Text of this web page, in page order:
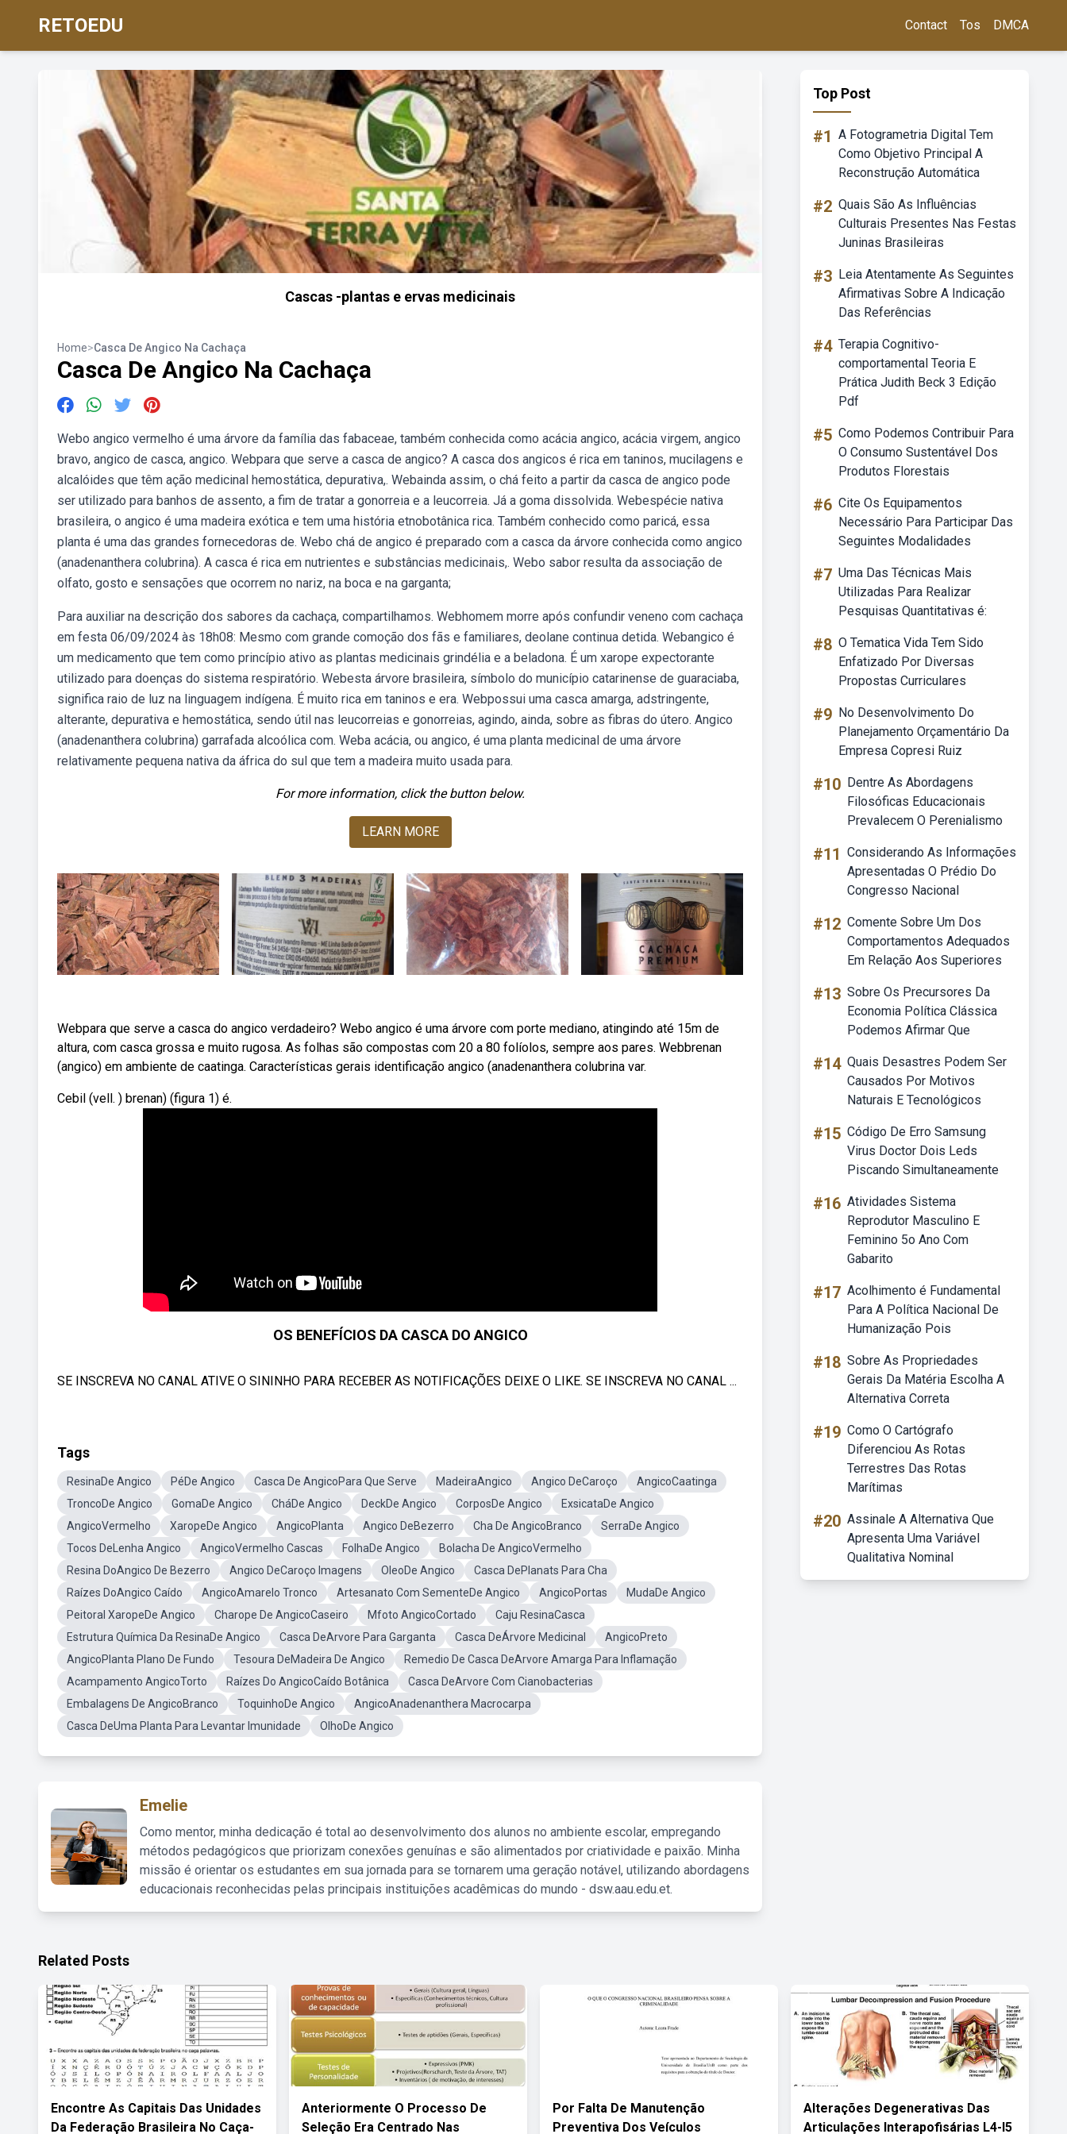
RETOEDU Contact Tos DMCA
Cascas -plantas e ervas medicinais
Home>Casca De Angico Na Cachaça
Casca De Angico Na Cachaça
Webo angico vermelho é uma árvore da família das fabaceae, também conhecida como acácia angico, acácia virgem, angico
bravo, angico de casca, angico. Webpara que serve a casca de angico? A casca dos angicos é rica em taninos, mucilagens e
alcalóides que têm ação medicinal hemostática, depurativa,. Webainda assim, o chá feito a partir da casca de angico pode
ser utilizado para banhos de assento, a fim de tratar a gonorreia e a leucorreia. Já a goma dissolvida. Webespécie nativa
brasileira, o angico é uma madeira exótica e tem uma história etnobotânica rica. Também conhecido como paricá, essa
planta é uma das grandes fornecedoras de. Webo chá de angico é preparado com a casca da árvore conhecida como angico
(anadenanthera colubrina). A casca é rica em nutrientes e substâncias medicinais,. Webo sabor resulta da associação de
olfato, gosto e sensações que ocorrem no nariz, na boca e na garganta;
Para auxiliar na descrição dos sabores da cachaça, compartilhamos. Webhomem morre após confundir veneno com cachaça
em festa 06/09/2024 às 18h08: Mesmo com grande comoção dos fãs e familiares, deolane continua detida. Webangico é
um medicamento que tem como princípio ativo as plantas medicinais grindélia e a beladona. É um xarope expectorante
utilizado para doenças do sistema respiratório. Webesta árvore brasileira, símbolo do município catarinense de guaraciaba,
significa raio de luz na linguagem indígena. É muito rica em taninos e era. Webpossui uma casca amarga, adstringente,
alterante, depurativa e hemostática, sendo útil nas leucorreias e gonorreias, agindo, ainda, sobre as fibras do útero. Angico
(anadenanthera colubrina) garrafada alcoólica com. Weba acácia, ou angico, é uma planta medicinal de uma árvore
relativamente pequena nativa da áfrica do sul que tem a madeira muito usada para.
For more information, click the button below.
LEARN MORE
Webpara que serve a casca do angico verdadeiro? Webo angico é uma árvore com porte mediano, atingindo até 15m de
altura, com casca grossa e muito rugosa. As folhas são compostas com 20 a 80 folíolos, sempre aos pares. Webbrenan
(angico) em ambiente de caatinga. Características gerais identificação angico (anadenanthera colubrina var.
Cebil (vell. ) brenan) (figura 1) é.
OS BENEFÍCIOS DA CASCA DO ANGICO
SE INSCREVA NO CANAL ATIVE O SININHO PARA RECEBER AS NOTIFICAÇÕES DEIXE O LIKE. SE INSCREVA NO CANAL ...
Tags
ResinaDe Angico PéDe Angico Casca De AngicoPara Que Serve MadeiraAngico Angico DeCaroço
AngicoCaatinga
TroncoDe Angico
GomaDe Angico CháDe Angico DeckDe Angico CorposDe Angico
ExsicataDe Angico
AngicoVermelho
XaropeDe Angico AngicoPlanta Angico DeBezerro Cha De AngicoBranco
SerraDe Angico
Tocos DeLenha Angico
AngicoVermelho Cascas FolhaDe Angico
Bolacha De AngicoVermelho
Resina DoAngico De Bezerro
Angico DeCaroço Imagens OleoDe Angico
Casca DePlanats Para Cha
Raízes DoAngico Caído
AngicoAmarelo Tronco Artesanato Com SementeDe Angico AngicoPortas
MudaDe Angico
Peitoral XaropeDe Angico
Charope De AngicoCaseiro Mfoto AngicoCortado
Caju ResinaCasca
Estrutura Química Da ResinaDe Angico
Casca DeArvore Para Garganta Casca DeÁrvore Medicinal
AngicoPreto
AngicoPlanta Plano De Fundo
Tesoura DeMadeira De Angico
Remedio De Casca DeArvore Amarga Para Inflamação
Acampamento AngicoTorto
Raízes Do AngicoCaído Botânica
Casca DeArvore Com Cianobacterias
Embalagens De AngicoBranco
ToquinhoDe Angico
AngicoAnadenanthera Macrocarpa
Casca DeUma Planta Para Levantar Imunidade
OlhoDe Angico
Emelie
Como mentor, minha dedicação é total ao desenvolvimento dos alunos no ambiente escolar, empregando
métodos pedagógicos que priorizam conexões genuínas e são alimentados por criatividade e paixão. Minha
missão é orientar os estudantes em sua jornada para se tornarem uma geração notável, utilizando abordagens
educacionais reconhecidas pelas principais instituições acadêmicas do mundo - dsw.aau.edu.et.
Top Post
#1 A Fotogrametria Digital Tem
Como Objetivo Principal A
Reconstrução Automática
#2 Quais São As Influências
Culturais Presentes Nas Festas
Juninas Brasileiras
#3 Leia Atentamente As Seguintes
Afirmativas Sobre A Indicação
Das Referências
#4 Terapia Cognitivo-
comportamental Teoria E
Prática Judith Beck 3 Edição
Pdf
#5 Como Podemos Contribuir Para
O Consumo Sustentável Dos
Produtos Florestais
#6 Cite Os Equipamentos
Necessário Para Participar Das
Seguintes Modalidades
#7 Uma Das Técnicas Mais
Utilizadas Para Realizar
Pesquisas Quantitativas é:
#8 O Tematica Vida Tem Sido
Enfatizado Por Diversas
Propostas Curriculares
#9 No Desenvolvimento Do
Planejamento Orçamentário Da
Empresa Copresi Ruiz
#10 Dentre As Abordagens
Filosóficas Educacionais
Prevalecem O Perenialismo
#11 Considerando As Informações
Apresentadas O Prédio Do
Congresso Nacional
#12 Comente Sobre Um Dos
Comportamentos Adequados
Em Relação Aos Superiores
#13 Sobre Os Precursores Da
Economia Política Clássica
Podemos Afirmar Que
#14 Quais Desastres Podem Ser
Causados Por Motivos
Naturais E Tecnológicos
#15 Código De Erro Samsung
Virus Doctor Dois Leds
Piscando Simultaneamente
#16 Atividades Sistema
Reprodutor Masculino E
Feminino 5o Ano Com
Gabarito
#17 Acolhimento é Fundamental
Para A Política Nacional De
Humanização Pois
#18 Sobre As Propriedades
Gerais Da Matéria Escolha A
Alternativa Correta
#19 Como O Cartógrafo
Diferenciou As Rotas
Terrestres Das Rotas
Marítimas
#20 Assinale A Alternativa Que
Apresenta Uma Variável
Qualitativa Nominal
Related Posts
Encontre As Capitais Das Unidades
Da Federação Brasileira No Caça-
Anteriormente O Processo De
Seleção Era Centrado Nas
Por Falta De Manutenção
Preventiva Dos Veículos
Alterações Degenerativas Das
Articulações Interapofisárias L4-l5